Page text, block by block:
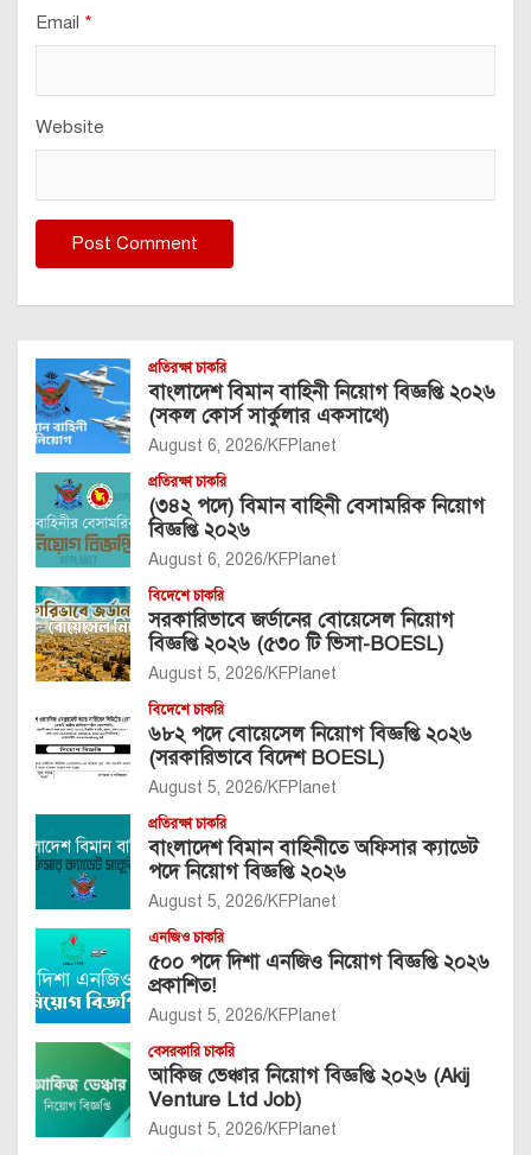
Email *
Website
প্রতিরক্ষা চাকরি
বাংলাদেশ বিমান বাহিনী নিয়োগ বিজ্ঞপ্তি ২০২৬
(সকল কোর্স সার্কুলার একসাথে)
August 6, 2026 KFPlanet
প্রতিরক্ষা চাকরি
(৩৪২ পদে) বিমান বাহিনী বেসামরিক নিয়োগ
বিজ্ঞপ্তি ২০২৬
August 6, 2026 KFPlanet
বিদেশে চাকরি
সরকারিভাবে জর্ডানের বোয়েসেল নিয়োগ
বিজ্ঞপ্তি ২০২৬ (৫৩০ টি ভিসা-BOESL)
August 5, 2026 KFPlanet
বিদেশে চাকরি
৬৮২ পদে বোয়েসেল নিয়োগ বিজ্ঞপ্তি ২০২৬
(সরকারিভাবে বিদেশ BOESL)
August 5, 2026 KFPlanet
প্রতিরক্ষা চাকরি
বাংলাদেশ বিমান বাহিনীতে অফিসার ক্যাডেট
পদে নিয়োগ বিজ্ঞপ্তি ২০২৬
August 5, 2026 KFPlanet
এনজিও চাকরি
৫০০ পদে দিশা এনজিও নিয়োগ বিজ্ঞপ্তি ২০২৬
প্রকাশিত!
August 5, 2026 KFPlanet
বেসরকারি চাকরি
আকিজ ভেঞ্চার নিয়োগ বিজ্ঞপ্তি ২০২৬ (Akij
Venture Ltd Job)
August 5, 2026 KFPlanet